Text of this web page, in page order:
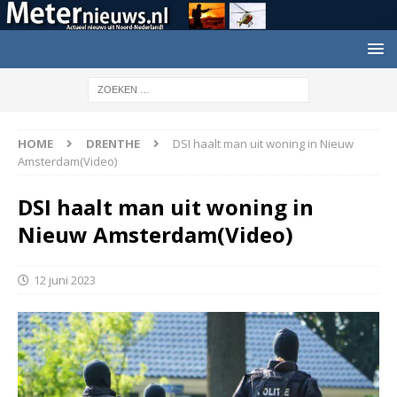
HOME DRENTHE
DSI haalt man uit woning in Nieuw
Amsterdam(Video)
DSI haalt man uit woning in
Nieuw Amsterdam(Video)
12 juni 2023